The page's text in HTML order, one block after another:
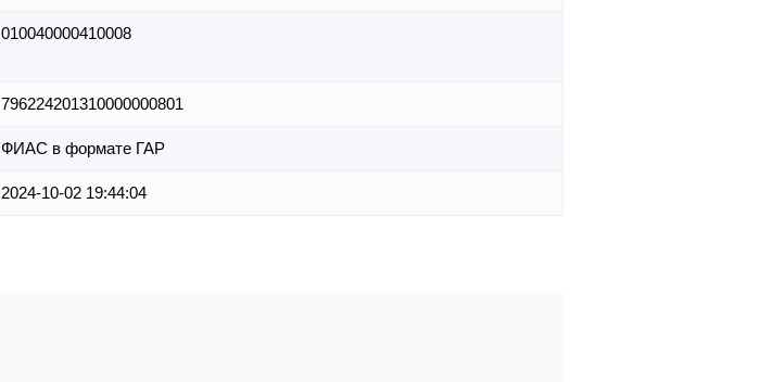
010040000410008
796224201310000000801
ФИАС в формате ГАР
2024-10-02 19:44:04